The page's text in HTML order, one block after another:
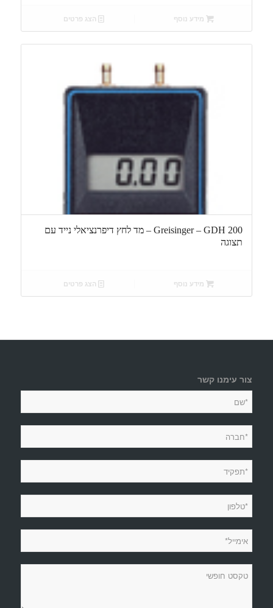
מידע נוסף הצג פרטים
Greisinger – GDH 200 – מד לחץ דיפרנציאלי נייד עם
תצוגה
מידע נוסף הצג פרטים
צור עימנו קשר